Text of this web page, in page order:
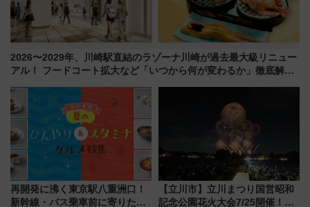
2026〜2029年、川崎駅直結のラゾーナ川崎が過去最大級リニュー
アル！ フードコート拡大など「いつから何が変わるか」徹底解
再開発に沸く東京駅八重洲口！
新幹線・バス乗車前に寄りたい
【立川市】立川まつり国営昭和
記念公園花火大会7/25開催！